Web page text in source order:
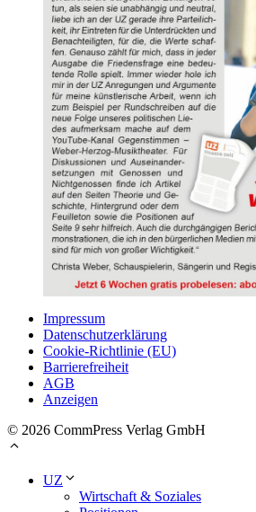
Impressum
Datenschutzerklärung
Cookie-Richtlinie (EU)
Barrierefreiheit
AGB
Anzeigen
© 2026 CommPress Verlag GmbH
UZ
Wirtschaft & Soziales